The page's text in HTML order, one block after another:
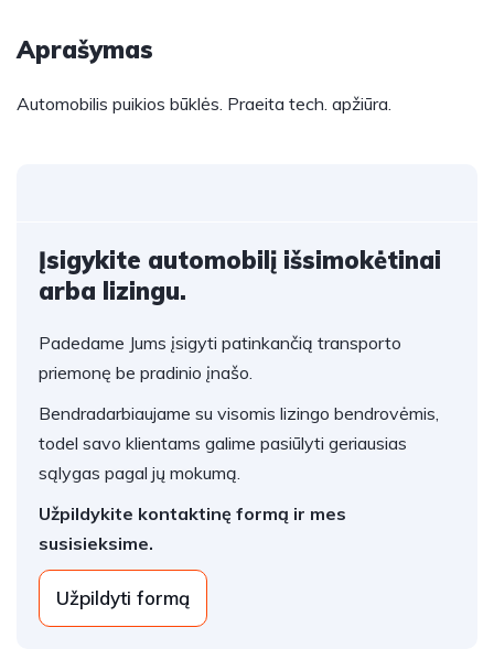
Aprašymas
Automobilis puikios būklės. Praeita tech. apžiūra.
Įsigykite automobilį išsimokėtinai
arba lizingu.
Padedame Jums įsigyti patinkančią transporto
priemonę be pradinio įnašo.
Bendradarbiaujame su visomis lizingo bendrovėmis,
todel savo klientams galime pasiūlyti geriausias
sąlygas pagal jų mokumą.
Užpildykite kontaktinę formą ir mes
susisieksime.
Užpildyti formą